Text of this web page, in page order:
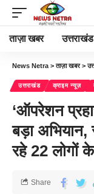
ताज़ा खबर उत्तराखंड
News Netra >ताज़ा खबर>
उत्तराखंड क्राइम न्यूज़
‘ऑपरेशन
बड़ा अभियान,
रहे 22 लोगों
Share